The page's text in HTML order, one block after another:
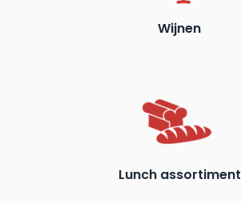
Wijnen
Lunch assortiment